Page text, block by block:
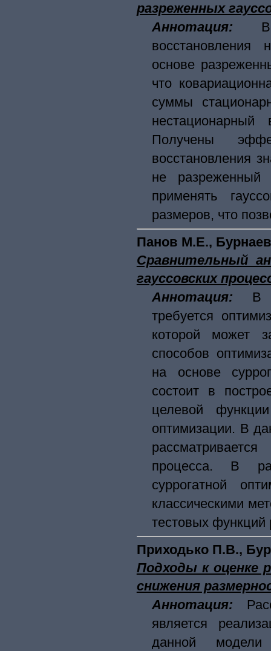
разреженных
Аннотация:
основе
что
суммы
Получены
восстановления
не разреженный
применять
размеров, что
Панов М.Е.,
Сравнительный
гауссовских
Аннотация: В
требуется
которой может
способов
на основе
состоит в
целевой
оптимизации. В
процесса. В
суррогатной
классическими
тестовых функций
Приходько П.В.,
Подходы к оценке
снижения
Аннотация:
является
данной